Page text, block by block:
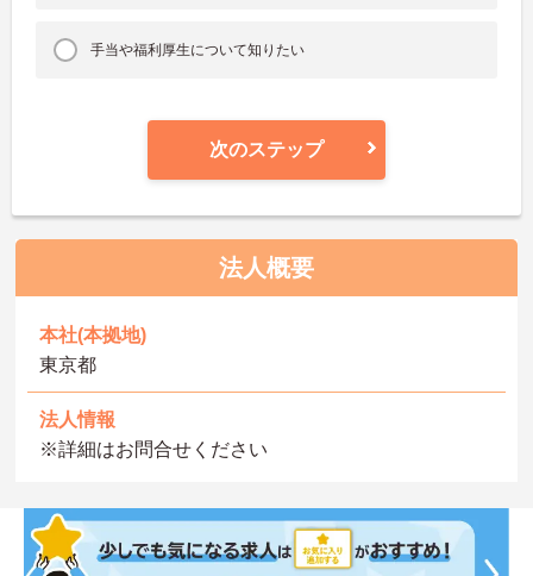
手当や福利厚生について知りたい
次のステップ
法人概要
本社(本拠地)
東京都
法人情報
※詳細はお問合せください